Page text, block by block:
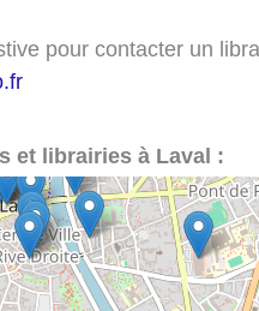
pour contacter un
et librairies à Laval :